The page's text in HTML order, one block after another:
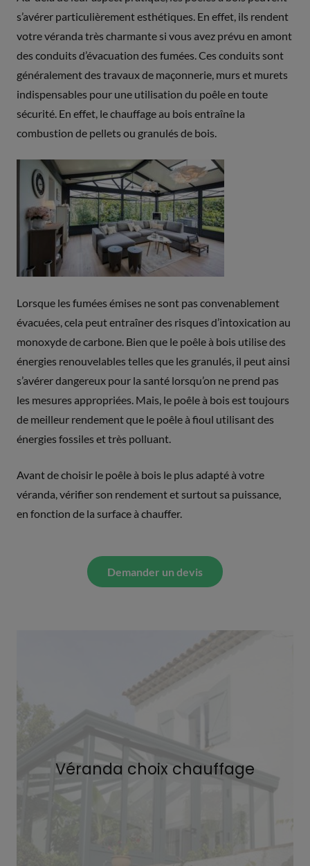
s’avérer particulièrement esthétiques. En effet, ils rendent
votre véranda très charmante si vous avez prévu en amont
des conduits d’évacuation des fumées. Ces conduits sont
généralement des travaux de maçonnerie, murs et murets
indispensables pour une utilisation du poêle en toute
sécurité. En effet, le chauffage au bois entraîne la
combustion de pellets ou granulés de bois.
Lorsque les fumées émises ne sont pas convenablement
évacuées, cela peut entraîner des risques d’intoxication au
monoxyde de carbone. Bien que le poêle à bois utilise des
énergies renouvelables telles que les granulés, il peut ainsi
s’avérer dangereux pour la santé lorsqu’on ne prend pas
les mesures appropriées. Mais, le poêle à bois est toujours
de meilleur rendement que le poêle à fioul utilisant des
énergies fossiles et très polluant.
Avant de choisir le poêle à bois le plus adapté à votre
véranda, vérifier son rendement et surtout sa puissance,
en fonction de la surface à chauffer.
Demander un devis
Véranda choix chauffage